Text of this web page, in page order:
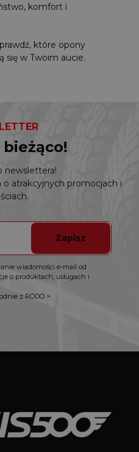
komfort i
które opony
się w Twoim aucie.
bieżąco!
newslettera!
atrakcyjnych promocjach i
Zapisz
wiadomości e-mail od
o produktach, usługach i
z RODO >